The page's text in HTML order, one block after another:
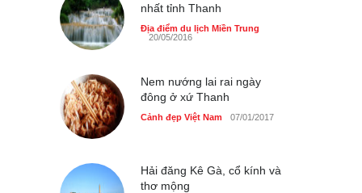
Nhiều hoạt động tôn vinh
nhà giáo tại Đầm Sen
nhất tỉnh Thanh
Địa điểm du lịch Miền Trung
20/05/2016
Nem nướng lai rai ngày
đông ở xứ Thanh
Cảnh đẹp Việt Nam 07/01/2017
Hải đăng Kê Gà, cổ kính và
thơ mộng